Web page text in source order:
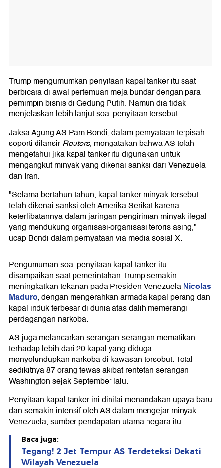
Trump mengumumkan penyitaan kapal tanker itu saat
berbicara di awal pertemuan meja bundar dengan para
pemimpin bisnis di Gedung Putih. Namun dia tidak
menjelaskan lebih lanjut soal penyitaan tersebut.
Jaksa Agung AS Pam Bondi, dalam pernyataan terpisah
seperti dilansirReuters, mengatakan bahwa AS telah
mengetahui jika kapal tanker itu digunakan untuk
mengangkut minyak yang dikenai sanksi dari Venezuela
dan Iran.
"Selama bertahun-tahun, kapal tanker minyak tersebut
telah dikenai sanksi oleh Amerika Serikat karena
keterlibatannya dalam jaringan pengiriman minyak ilegal
yang mendukung organisasi-organisasi teroris asing,"
ucap Bondi dalam pernyataan via media sosial X.
Pengumuman soal penyitaan kapal tanker itu
disampaikan saat pemerintahan Trump semakin
meningkatkan tekanan pada Presiden VenezuelaNicolas
Maduro, dengan mengerahkan armada kapal perang dan
kapal induk terbesar di dunia atas dalih memerangi
perdagangan narkoba.
AS juga melancarkan serangan-serangan mematikan
terhadap lebih dari 20 kapal yang diduga
menyelundupkan narkoba di kawasan tersebut. Total
sedikitnya 87 orang tewas akibat rentetan serangan
Washington sejak September lalu.
Penyitaan kapal tanker ini dinilai menandakan upaya baru
dan semakin intensif oleh AS dalam mengejar minyak
Venezuela, sumber pendapatan utama negara itu.
Baca juga:
Tegang! 2 Jet Tempur AS Terdeteksi Dekati
Wilayah Venezuela